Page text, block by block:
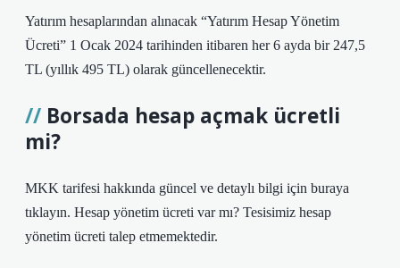
Yatırım hesaplarından alınacak “Yatırım Hesap Yönetim
Ücreti” 1 Ocak 2024 tarihinden itibaren her 6 ayda bir 247,5
TL (yıllık 495 TL) olarak güncellenecektir.
Borsada hesap açmak ücretli
mi?
MKK tarifesi hakkında güncel ve detaylı bilgi için buraya
tıklayın. Hesap yönetim ücreti var mı? Tesisimiz hesap
yönetim ücreti talep etmemektedir.